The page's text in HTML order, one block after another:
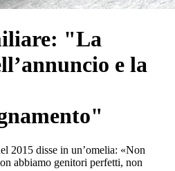
"La
e la
2015 disse in un’omelia: «Non
abbiamo genitori perfetti, non